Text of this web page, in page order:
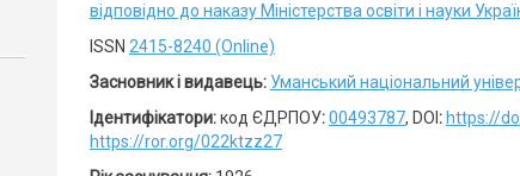
відповідно до наказу Міністерства освіти і науки
ISSN 2415-8240 (Online)
Засновник і видавець: Уманський національний
Ідентифікатори:код ЄДРПОУ:00493787, DOI : https://
https://ror.org/022ktzz27